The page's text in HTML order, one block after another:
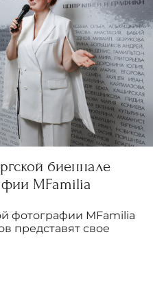
биеннале
MFamilia
фотографии MFamilia
представят свое